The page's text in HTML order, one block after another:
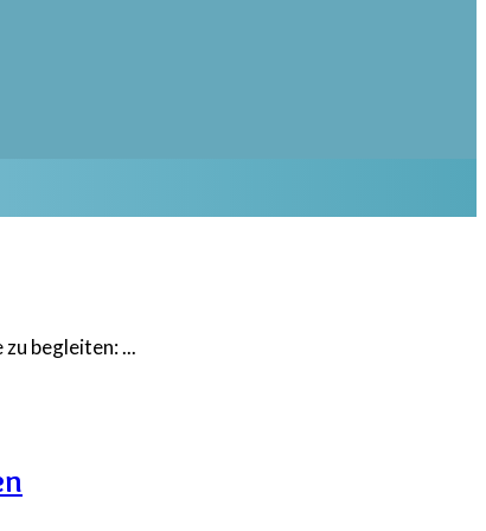
zu begleiten:...